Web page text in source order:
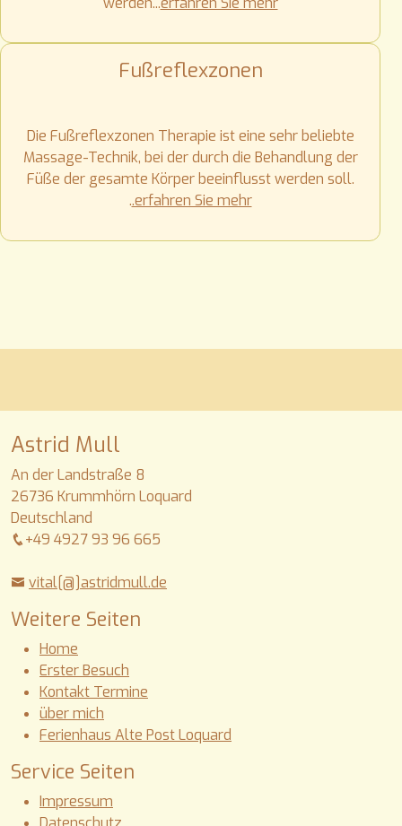
Fußreflexzonen
Die Fußreflexzonen Therapie ist eine sehr beliebte
Massage-Technik, bei der durch die Behandlung der
Füße der gesamte Körper beeinflusst werden soll.
..erfahren Sie mehr
Astrid Mull
An der Landstraße 8
26736 Krummhörn Loquard
Deutschland
+49 4927 93 96 665
vital[@]astridmull.de
Weitere Seiten
Home
Erster Besuch
Kontakt Termine
über mich
Ferienhaus Alte Post Loquard
Service Seiten
Impressum